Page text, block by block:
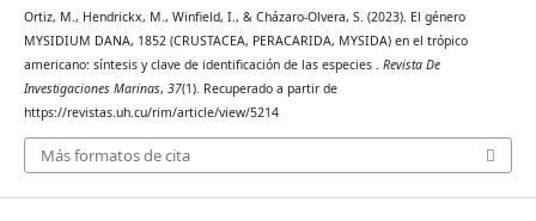
Ortiz, M., Hendrickx, M., Winfield, I., & Cházaro-Olvera, S. (2023). El género
MYSIDIUM DANA, 1852 (CRUSTACEA, PERACARIDA, MYSIDA) en el trópico
americano: síntesis y clave de identificación de las especies . Revista De
Investigaciones Marinas, 37(1). Recuperado a partir de
https://revistas.uh.cu/rim/article/view/5214
Más formatos de cita